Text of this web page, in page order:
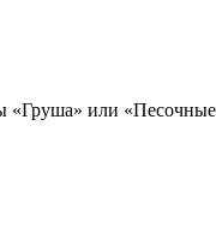
или